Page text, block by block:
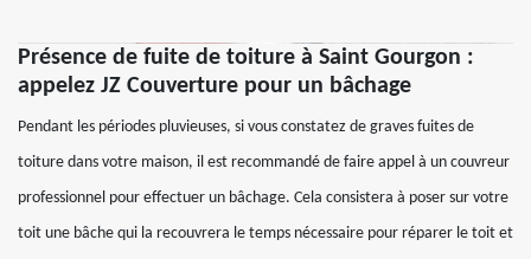
Présence de fuite de toiture à Saint Gourgon :
appelez JZ Couverture pour un bâchage
Pendant les périodes pluvieuses, si vous constatez de graves fuites de
toiture dans votre maison, il est recommandé de faire appel à un couvreur
professionnel pour effectuer un bâchage. Cela consistera à poser sur votre
toit une bâche qui la recouvrera le temps nécessaire pour réparer le toit et